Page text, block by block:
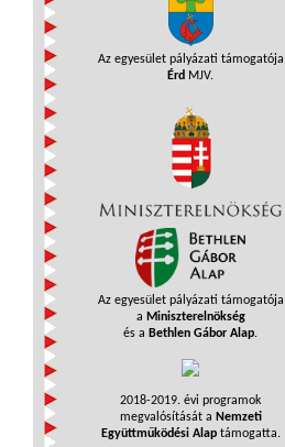
Az egyesület pályázati támogatója
Érd MJV.
Az egyesület pályázati támogatója
a Miniszterelnökség
és a Bethlen Gábor Alap.
2018-2019. évi programok
megvalósítását a Nemzeti
Együttműködési Alaptámogatta.